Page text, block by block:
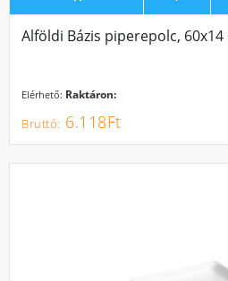
Elérhető: Raktáron:
6.118Ft